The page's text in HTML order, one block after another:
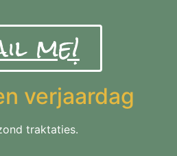
me!
verjaardag
traktaties.